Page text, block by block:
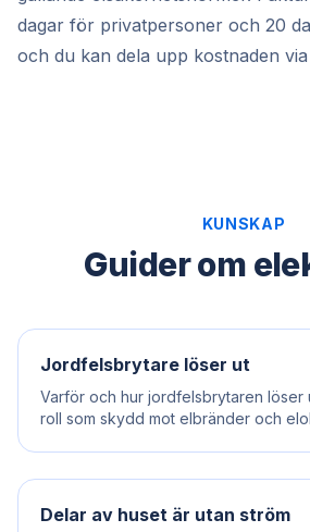
dagar för privatpersoner och 20
och du kan dela upp kostnaden
KUNSKAP
Guider om
Jordfelsbrytare löser ut
Varför och hur jordfelsbrytaren löser
roll som skydd mot elbränder och
Delar av huset är utan ström